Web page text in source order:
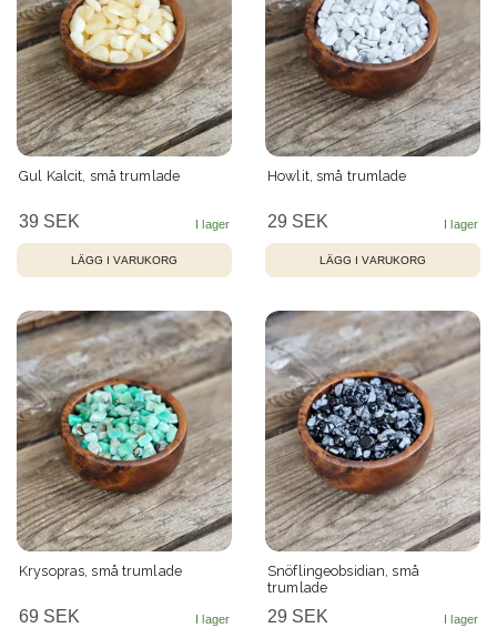
Gul Kalcit, små trumlade
39 SEK
Howlit, små trumlade
29 SEK
Krysopras, små trumlade
69 SEK
Snöflingeobsidian, små
trumlade
29 SEK